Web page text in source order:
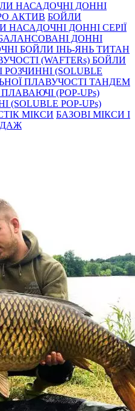
НАСАДОЧНI ДОННI
АКТИВ БОЙЛИ
НАСАДОЧНI ДОННI СЕРIÏ
ДОННІ
БОЙЛИ ІНЬ-ЯНЬ ТИТАН
(WAFTERs) БОЙЛИ
(SOLUBLE
ПЛАВУЧОСТІ ТАНДЕМ
(POP-UPs)
POP-UPs)
МIКСИ БАЗОВІ МІКСИ І